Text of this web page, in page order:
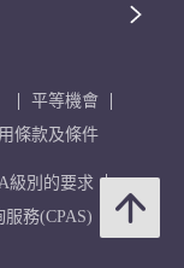
平等機會
條款及條件
級別的要求
服務(CPAS)